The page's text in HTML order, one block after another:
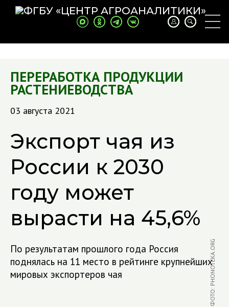
ПЕРЕРАБОТКА ПРОДУКЦИИ
РАСТЕНИЕВОДСТВА
03 августа 2021
Экспорт чая из
России к 2030
году может
вырасти на 45,6%
По результатам прошлого года Россия
поднялась на 11 место в рейтинге крупнейших
мировых экспортеров чая
ФОТО: PHONOTEKA.ORG